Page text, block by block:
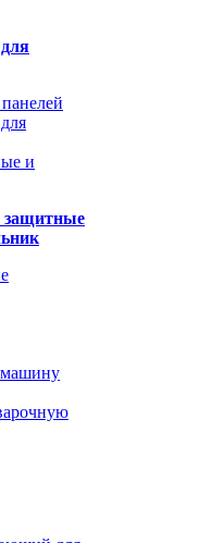
и
защитные
машину